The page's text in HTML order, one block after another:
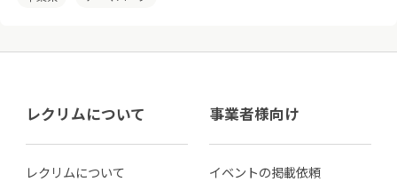
レクリムについて
レクリムについて
事業者様向け
イベントの掲載依頼